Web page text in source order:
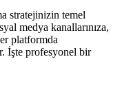
stratejinizin temel
medya kanallarınıza,
platformda
İşte profesyonel bir